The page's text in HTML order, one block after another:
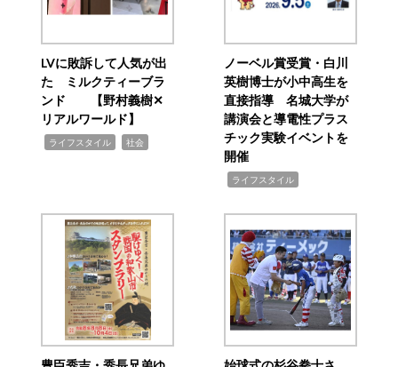
LVに敗訴して人気が出
た ミルクティーブラ
ンド 【野村義樹✕
リアルワールド】
ライフスタイル 社会
ノーベル賞受賞・白川
英樹博士が小中高生を
直接指導 名城大学が
講演会と導電性プラス
チック実験イベントを
開催
ライフスタイル